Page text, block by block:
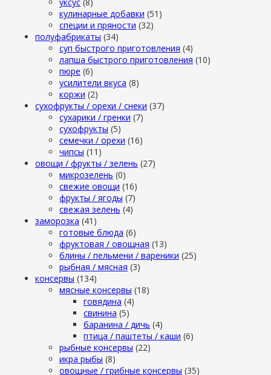
кулинарные добавки (51)
специи и пряности (32)
полуфабрикаты (34)
суп быстрого приготовления (4)
лапша быстрого приготовления (10)
пюре (6)
усилители вкуса (8)
коржи (2)
сухофрукты / орехи / снеки (37)
сухарики / гренки (7)
сухофрукты (5)
семечки / орехи (16)
чипсы (11)
овощи / фрукты / зелень (27)
микрозелень (0)
свежие овощи (16)
фрукты / ягоды (7)
свежая зелень (4)
заморозка (41)
готовые блюда (6)
фруктовая / овощная (13)
блины / пельмени / вареники (25)
рыбная / мясная (3)
консервы (134)
мясные консервы (18)
говядина (4)
свинина (5)
баранина / дичь (4)
птица / паштеты / каши (6)
рыбные консервы (22)
икра рыбы (8)
овощные / грибные консервы (35)